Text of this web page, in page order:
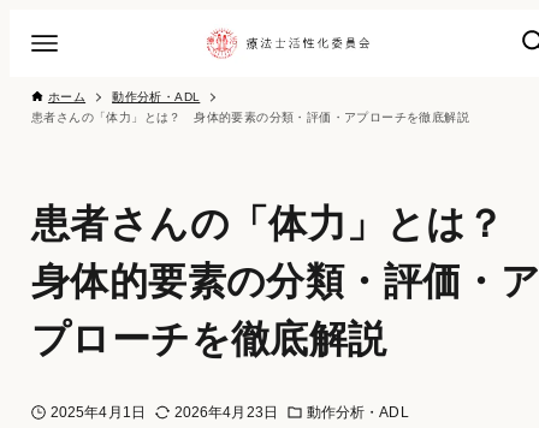
ホーム
動作分析・ADL
患者さんの「体力」とは？ 身体的要素の分類・評価・アプローチを徹底解説
患者さんの「体力」とは
身体的要素の分類・評価・
プローチを徹底解説
2025年4月1日 2026年4月23日 動作分析・ADL